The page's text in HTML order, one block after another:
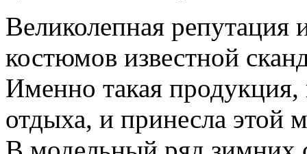
Великолепная
костюмов известной
Именно такая
отдыха, и принесла этой